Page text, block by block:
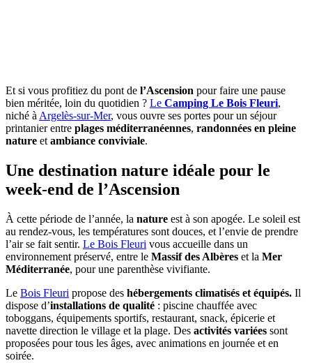
Et si vous profitiez du pont de l’Ascension pour faire une pause
bien méritée, loin du quotidien ? Le Camping Le Bois Fleuri,
niché à Argelès-sur-Mer, vous ouvre ses portes pour un séjour
printanier entre plages méditerranéennes, randonnées en pleine
nature et ambiance conviviale.
Une destination nature idéale pour le
week-end de l’Ascension
À cette période de l’année, la nature est à son apogée. Le soleil est
au rendez-vous, les températures sont douces, et l’envie de prendre
l’air se fait sentir. Le Bois Fleuri vous accueille dans un
environnement préservé, entre le Massif des Albères et la Mer
Méditerranée, pour une parenthèse vivifiante.
Le Bois Fleuri propose des hébergements climatisés et équipés. Il
dispose d’installations de qualité : piscine chauffée avec
toboggans, équipements sportifs, restaurant, snack, épicerie et
navette direction le village et la plage. Des activités variées sont
proposées pour tous les âges, avec animations en journée et en
soirée.